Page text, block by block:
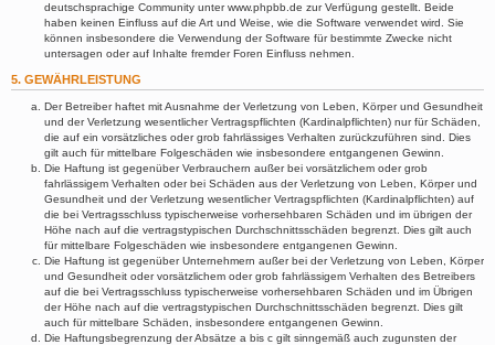
deutschsprachige Community unter www.phpbb.de zur Verfügung gestellt. Beide
haben keinen Einfluss auf die Art und Weise, wie die Software verwendet wird. Sie
können insbesondere die Verwendung der Software für bestimmte Zwecke nicht
untersagen oder auf Inhalte fremder Foren Einfluss nehmen.
5. GEWÄHRLEISTUNG
Der Betreiber haftet mit Ausnahme der Verletzung von Leben, Körper und Gesundheit
und der Verletzung wesentlicher Vertragspflichten (Kardinalpflichten) nur für Schäden,
die auf ein vorsätzliches oder grob fahrlässiges Verhalten zurückzuführen sind. Dies
gilt auch für mittelbare Folgeschäden wie insbesondere entgangenen Gewinn.
Die Haftung ist gegenüber Verbrauchern außer bei vorsätzlichem oder grob
fahrlässigem Verhalten oder bei Schäden aus der Verletzung von Leben, Körper und
Gesundheit und der Verletzung wesentlicher Vertragspflichten (Kardinalpflichten) auf
die bei Vertragsschluss typischerweise vorhersehbaren Schäden und im übrigen der
Höhe nach auf die vertragstypischen Durchschnittsschäden begrenzt. Dies gilt auch
für mittelbare Folgeschäden wie insbesondere entgangenen Gewinn.
Die Haftung ist gegenüber Unternehmern außer bei der Verletzung von Leben, Körper
und Gesundheit oder vorsätzlichem oder grob fahrlässigem Verhalten des Betreibers
auf die bei Vertragsschluss typischerweise vorhersehbaren Schäden und im Übrigen
der Höhe nach auf die vertragstypischen Durchschnittsschäden begrenzt. Dies gilt
auch für mittelbare Schäden, insbesondere entgangenen Gewinn.
Die Haftungsbegrenzung der Absätze a bis c gilt sinngemäß auch zugunsten der